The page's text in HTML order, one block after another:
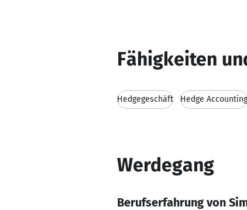
Fähigkeiten
Hedgegeschäft Hedge Accounting
Werdegang
Berufserfahrung von